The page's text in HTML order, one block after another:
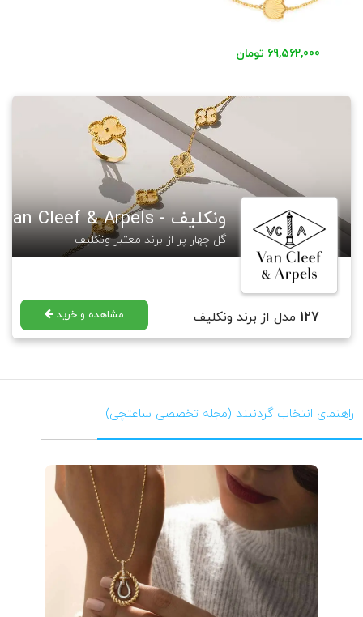
69,562,000 تومان
ونکلیف - Van Cleef & Arpels
گل چهار پر از برند معتبر ونکلیف
127 مدل از برند ونکلیف مشاهده و خرید
راهنمای انتخاب گردنبند (مجله تخصصی ساعتچی)